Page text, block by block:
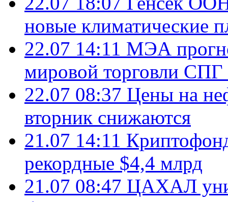
новые климатические
22.07 14:11 МЭА
мировой торговли СПГ
22.07 08:37 Цены на
вторник снижаются
21.07 14:11
рекордные $4,4 млрд
21.07 08:47 ЦАХАЛ